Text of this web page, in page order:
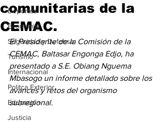
Deportes
Economia
Seguridad y Defensa
Turismo
Internacional
Politca Exterior
Educación
Justicia
comunitarias de la
CEMAC.
El Presidente de la Comisión de la
CEMAC, Baltasar Engonga Edjo, ha
presentado a S.E. Obiang Nguema
Mbasogo un informe detallado sobre los
avances y retos del organismo
subregional.